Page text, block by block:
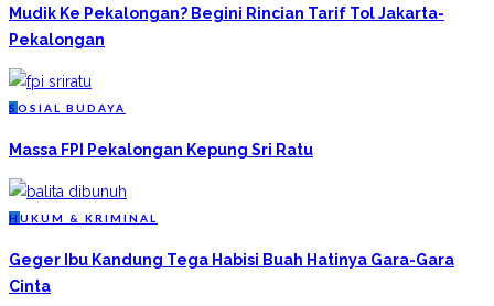
Mudik Ke Pekalongan? Begini Rincian Tarif Tol Jakarta-
Pekalongan
S OSIAL BUDAYA
Massa FPI Pekalongan Kepung Sri Ratu
H UKUM & KRIMINAL
Geger Ibu Kandung Tega Habisi Buah Hatinya Gara-Gara
Cinta